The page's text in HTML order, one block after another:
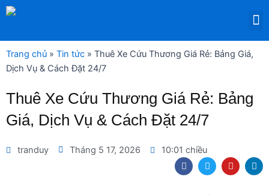
Nhảy
dung
Trang chủ » Tin tức » Thuê Xe Cứu Thương Giá Rẻ: Bảng Giá,
Dịch Vụ & Cách Đặt 24/7
Thuê Xe Cứu Thương Giá Rẻ: Bảng
Giá, Dịch Vụ & Cách Đặt 24/7
tranduy Tháng 5 17, 2026 10:01 chiều
F
a
c
T
w
i
Y
o
u
L
i
n